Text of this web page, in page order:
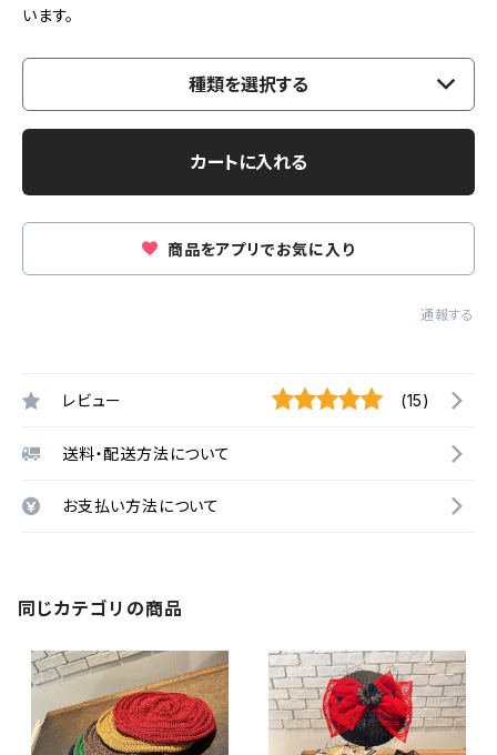
います。
種類を選択する
カートに入れる
商品をアプリでお気に入り
通報する
レビュー (15)
送料・配送方法について
お支払い方法について
同じカテゴリの商品